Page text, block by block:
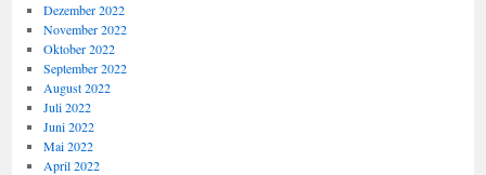
Dezember 2022
November 2022
Oktober 2022
September 2022
August 2022
Juli 2022
Juni 2022
Mai 2022
April 2022